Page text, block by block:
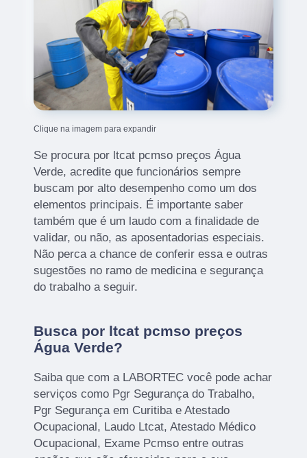
Clique na imagem para expandir
Se procura por ltcat pcmso preços Água
Verde, acredite que funcionários sempre
buscam por alto desempenho como um dos
elementos principais. É importante saber
também que é um laudo com a finalidade de
validar, ou não, as aposentadorias especiais.
Não perca a chance de conferir essa e outras
sugestões no ramo de medicina e segurança
do trabalho a seguir.
Busca por ltcat pcmso preços
Água Verde?
Saiba que com a LABORTEC você pode achar
serviços como Pgr Segurança do Trabalho,
Pgr Segurança em Curitiba e Atestado
Ocupacional, Laudo Ltcat, Atestado Médico
Ocupacional, Exame Pcmso entre outras